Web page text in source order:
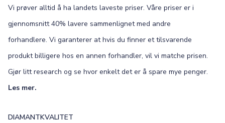
Vi prøver alltid å ha landets laveste priser. Våre priser er i
gjennomsnitt 40% lavere sammenlignet med andre
forhandlere. Vi garanterer at hvis du finner et tilsvarende
produkt billigere hos en annen forhandler, vil vi matche prisen.
Gjør litt research og se hvor enkelt det er å spare mye penger.
Les mer.
DIAMANTKVALITET